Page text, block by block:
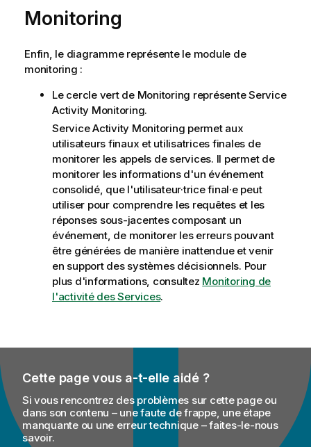
Monitoring
Enfin, le diagramme représente le module de
monitoring :
Le cercle vert de Monitoring représenteService
Activity Monitoring.
Service Activity Monitoring permet aux
utilisateurs finaux et utilisatrices finales de
monitorer les appels de services. Il permet de
monitorer les informations d'un événement
consolidé, que l'utilisateur·trice final·e peut
utiliser pour comprendre les requêtes et les
réponses sous-jacentes composant un
événement, de monitorer les erreurs pouvant
être générées de manière inattendue et venir
en support des systèmes décisionnels. Pour
plus d'informations, consultez Monitoring de
l'activité des Services.
Cette page vous a-t-elle aidé ?
Si vous rencontrez des problèmes sur cette page ou
dans son contenu – une faute de frappe, une étape
manquante ou une erreur technique – faites-le-nous
savoir.